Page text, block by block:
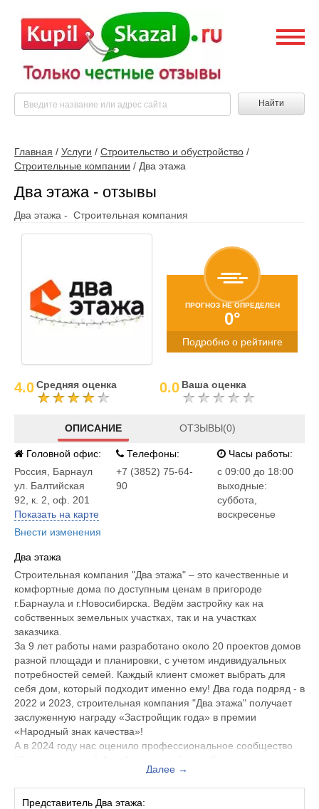
Найти
Главная / Услуги / Строительство и обустройство /
Строительные компании / Два этажа
Два этажа - отзывы
Два этажа - Строительная компания
ПРОГНОЗ НЕ ОПРЕДЕЛЕН
0°
Подробно о рейтинге
4.0Средняя оценка 0.0 Ваша оценка
ОПИСАНИЕ ОТЗЫВЫ(0)
Головной офис:
Россия
Барнаул
ул. Балтийская
92, к. 2, оф. 201
Показать на карте
Внести изменения
Телефоны:
+7 (3852) 75-64-
90
Часы работы:
c 09:00 до 18:00
выходные:
суббота,
воскресенье
Два этажа
Строительная компания "Два этажа" – это качественные и
комфортные дома по доступным ценам в пригороде
г.Барнаула и г.Новосибирска. Ведём застройку как на
собственных земельных участках, так и на участках
заказчика.
За 9 лет работы нами разработано около 20 проектов домов
разной площади и планировки, с учетом индивидуальных
потребностей семей. Каждый клиент сможет выбрать для
себя дом, который подходит именно ему! Два года подряд - в
2022 и 2023, строительная компания "Два этажа" получает
заслуженную награду «Застройщик года» в премии
«Народный знак качества»!
А в 2024 году нас оценило профессиональное сообщество
“Лидер отрасли” в номинации “Индивидуальное жилищное
строительство”.
Далее →
Представитель Два этажа: